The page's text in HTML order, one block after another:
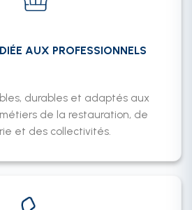
AUX PROFESSIONNELS
durables et adaptés aux
de la restauration, de
et des collectivités.